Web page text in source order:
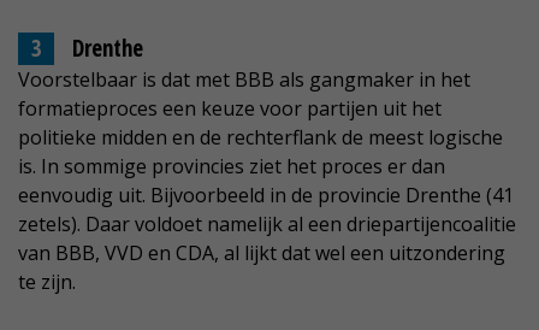
Drenthe
Voorstelbaar is dat met BBB als gangmaker in het
formatieproces een keuze voor partijen uit het
politieke midden en de rechterflank de meest logische
is. In sommige provincies ziet het proces er dan
eenvoudig uit. Bijvoorbeeld in de provincie Drenthe (41
zetels). Daar voldoet namelijk al een driepartijencoalitie
van BBB, VVD en CDA, al lijkt dat wel een uitzondering
te zijn.